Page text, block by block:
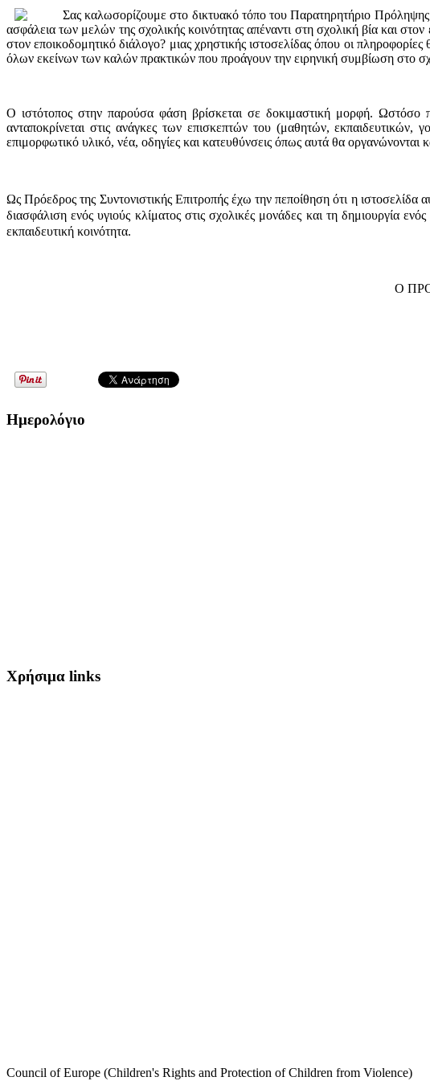
Σας καλωσορίζουμε στο δικτυακό τόπο του Παρατηρητήριο
ασφάλεια των μελών της σχολικής κοινότητας απέναντι στη σχολική βία και
στον εποικοδομητικό διάλογο? μιας χρηστικής ιστοσελίδας όπου οι
όλων εκείνων των καλών πρακτικών που προάγουν την ειρηνική συμβίωση στο
Ο ιστότοπος στην παρούσα φάση βρίσκεται σε δοκιμαστική μορφή. Ωστόσο
ανταποκρίνεται στις ανάγκες των επισκεπτών του (μαθητών, εκπαιδευτικών,
επιμορφωτικό υλικό, νέα, οδηγίες και κατευθύνσεις όπως αυτά θα οργανώνονται
Ως Πρόεδρος της Συντονιστικής Επιτροπής έχω την πεποίθηση ότι η
διασφάλιση ενός υγιούς κλίματος στις σχολικές μονάδες και τη δημιουργία
εκπαιδευτική κοινότητα.
Ο
Ημερολόγιο
Χρήσιμα links
Council of Europe (Children's Rights and Protection of Children from Violence)